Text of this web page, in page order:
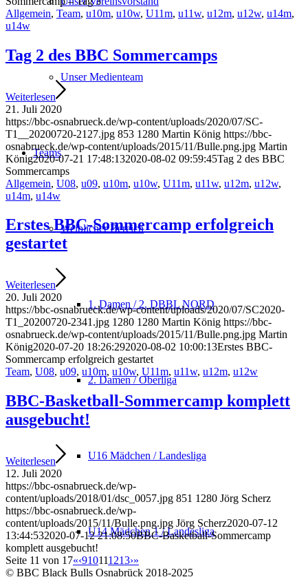
Unser Medienteam
Teams
Weiblicher Bereich
1. Damen / 2. DBBL NORD
2. Damen / Oberliga
U16 Mädchen / Landesliga
U14 Mädchen 1 / Landesliga
Allgemein, Team, u10m, u10w, U11m, u11w, u12m, u12w, u14m,
u14w
Tag 2 des BBC Sommercamps
Weiterlesen
21. Juli 2020
https://bbc-osnabrueck.de/wp-content/uploads/2020/07/SC-
T1__20200720-2127.jpg 853 1280 Martin König https://bbc-
osnabrueck.de/wp-content/uploads/2015/11/Bulle.png.jpg Martin
König2020-07-21 17:48:132020-08-02 09:59:45Tag 2 des BBC
Sommercamps
Allgemein, U08, u09, u10m, u10w, U11m, u11w, u12m, u12w,
u14m, u14w
Erstes BBC-Sommercamp erfolgreich
gestartet
Weiterlesen
20. Juli 2020
https://bbc-osnabrueck.de/wp-content/uploads/2020/07/SC2020-
T1_20200720-2341.jpg 1280 1280 Martin König https://bbc-
osnabrueck.de/wp-content/uploads/2015/11/Bulle.png.jpg Martin
König2020-07-20 18:26:292020-08-02 10:00:13Erstes BBC-
Sommercamp erfolgreich gestartet
Team, U08, u09, u10m, u10w, U11m, u11w, u12m, u12w
BBC-Basketball-Sommercamp komplett
ausgebucht!
Weiterlesen
12. Juli 2020
https://bbc-osnabrueck.de/wp-
content/uploads/2018/01/dsc_0057.jpg 851 1280 Jörg Scherz
https://bbc-osnabrueck.de/wp-
content/uploads/2015/11/Bulle.png.jpg Jörg Scherz2020-07-12
13:44:532020-07-12 21:08:50BBC-Basketball-Sommercamp
komplett ausgebucht!
Seite 11 von 17«‹910111213›»
© BBC Black Bulls Osnabrück 2018-2025